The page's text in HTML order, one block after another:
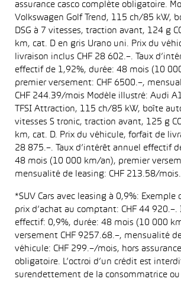
assurance casco complète obligatoire.
Volkswagen Golf Trend, 115 ch/85 kW,
DSG à 7 vitesses, traction avant, 124 g
km, cat. D en gris Urano uni. Prix du
livraison inclus CHF 28 602.–. Taux
effectif de 1,92%, durée: 48 mois (10
premier versement: CHF 6500.–,
CHF 244.39/mois Modèle illustré: Audi
TFSI Attraction, 115 ch/85 kW, boîte
vitesses S tronic, traction avant, 125 g
km, cat. D. Prix du véhicule, forfait de
28 875.–. Taux d’intérêt annuel effectif
48 mois (10 000 km/an), premier
mensualité de leasing: CHF 213.58/mois.
*SUV Cars avec leasing à 0,9%: Exemple
prix d’achat au comptant: CHF 44 920.–.
effectif: 0,9%, durée: 48 mois (10 000
versement CHF 9257.68.–, mensualité
véhicule: CHF 299.–/mois, hors
obligatoire. L’octroi d’un crédit est
surendettement de la consommatrice ou